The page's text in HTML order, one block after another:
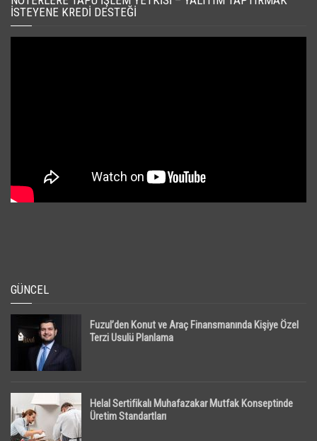
İSTEYENE KREDI DESTEĞI
GÜNCEL
Fuzul’den Konut ve Araç Finansmanında Kişiye Özel
Terzi Usulü Planlama
Helal Sertifikalı Muhafazakar Mutfak Konseptinde
Üretim Standartları